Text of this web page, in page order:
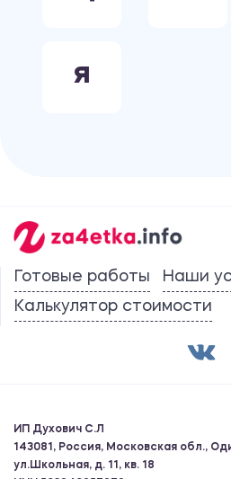
Я
Готовые работы
Наши
Калькулятор стоимости
ИП Духович С.Л
143081, Россия, Московская обл.,
ул.Школьная, д. 11, кв. 18